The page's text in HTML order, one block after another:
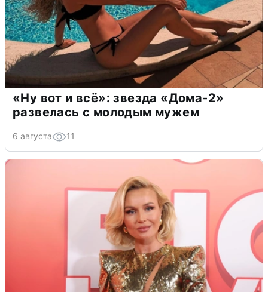
«Ну вот и всё»: звезда «Дома-2»
развелась с молодым мужем
6 августа 11